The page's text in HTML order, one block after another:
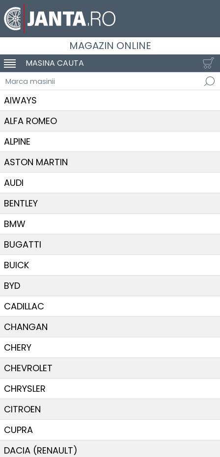
MAGAZIN ONLINE
SCHIMBA NAVIGAREA
MASINA CAUTA
Marca masinii
AIWAYS
ALFA ROMEO
ALPINE
ASTON MARTIN
AUDI
BENTLEY
BMW
BUGATTI
BUICK
BYD
CADILLAC
CHANGAN
CHERY
CHEVROLET
CHRYSLER
CITROEN
CUPRA
DACIA (RENAULT)